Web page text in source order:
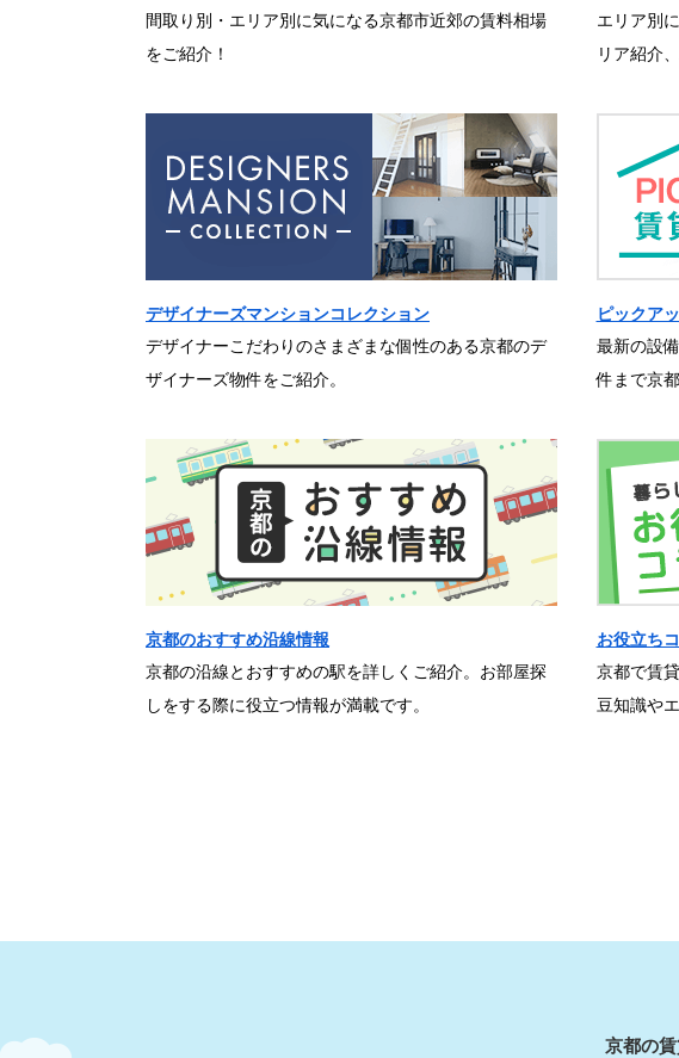
間取り別・エリア別に気になる京都市近郊の賃料相場
をご紹介！
エリア別
リア紹介
デザイナーズマンションコレクション
デザイナーこだわりのさまざまな個性のある京都のデ
ザイナーズ物件をご紹介。
ピックア
最新の設
件まで京
京都のおすすめ沿線情報
京都の沿線とおすすめの駅を詳しくご紹介。お部屋探
しをする際に役立つ情報が満載です。
お役立ち
京都で賃
豆知識や
京都の